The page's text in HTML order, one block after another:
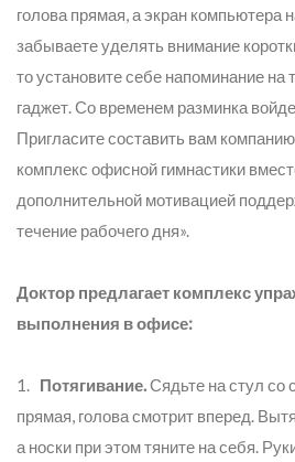
голова прямая, а экран компьютера
забываете уделять внимание
то установите себе напоминание
гаджет. Со временем разминка
Пригласите составить вам
комплекс офисной гимнастики
дополнительной мотивацией
течение рабочего дня».
Доктор предлагает комплекс
выполнения в офисе:
1. Потягивание.Сядьте на стул со
прямая, голова смотрит вперед.
а носки при этом тяните на себя.